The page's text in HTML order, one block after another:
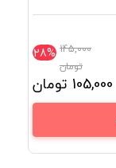
28% 145,000
تومان
105,000 تومان